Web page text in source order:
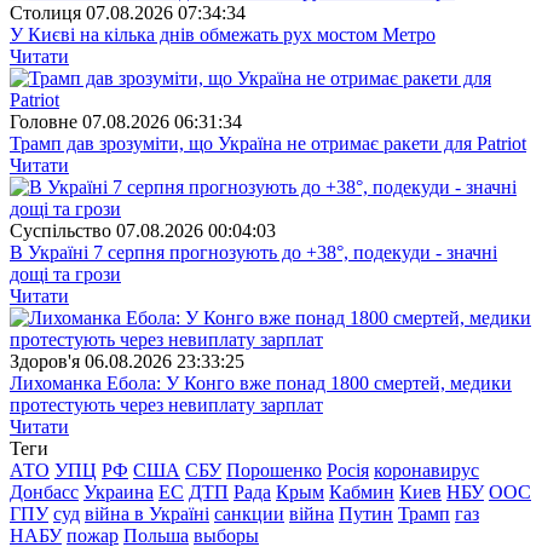
Столиця 07.08.2026 07:34:34
У Києві на кілька днів обмежать рух мостом Метро
Читати
Головне 07.08.2026 06:31:34
Трамп дав зрозуміти, що Україна не отримає ракети для Patriot
Читати
Суспiльство 07.08.2026 00:04:03
В Україні 7 серпня прогнозують до +38°, подекуди - значні
дощі та грози
Читати
Здоров'я 06.08.2026 23:33:25
Лихоманка Ебола: У Конго вже понад 1800 смертей, медики
протестують через невиплату зарплат
Читати
Теги
АТО УПЦ РФ США СБУ Порошенко Росія коронавирус
Донбасс Украина ЕС ДТП Рада Крым Кабмин Киев НБУ ООС
ГПУ суд війна в Україні санкции війна Путин Трамп газ
НАБУ пожар Польша выборы